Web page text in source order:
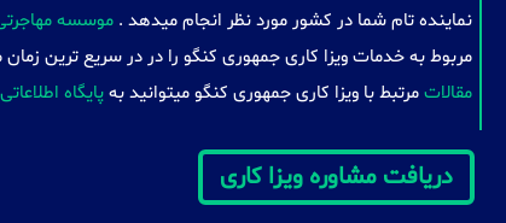
نماینده تام شما در کشور مورد نظر انجام میدهد . موسسه
مربوط به خدمات ویزا کاری جمهوری کنگو را در در سریع ترین
مقالاتمرتبط با ویزا کاری جمهوری کنگو میتوانید بهپایگاه
دریافت مشاوره ویزا کاری